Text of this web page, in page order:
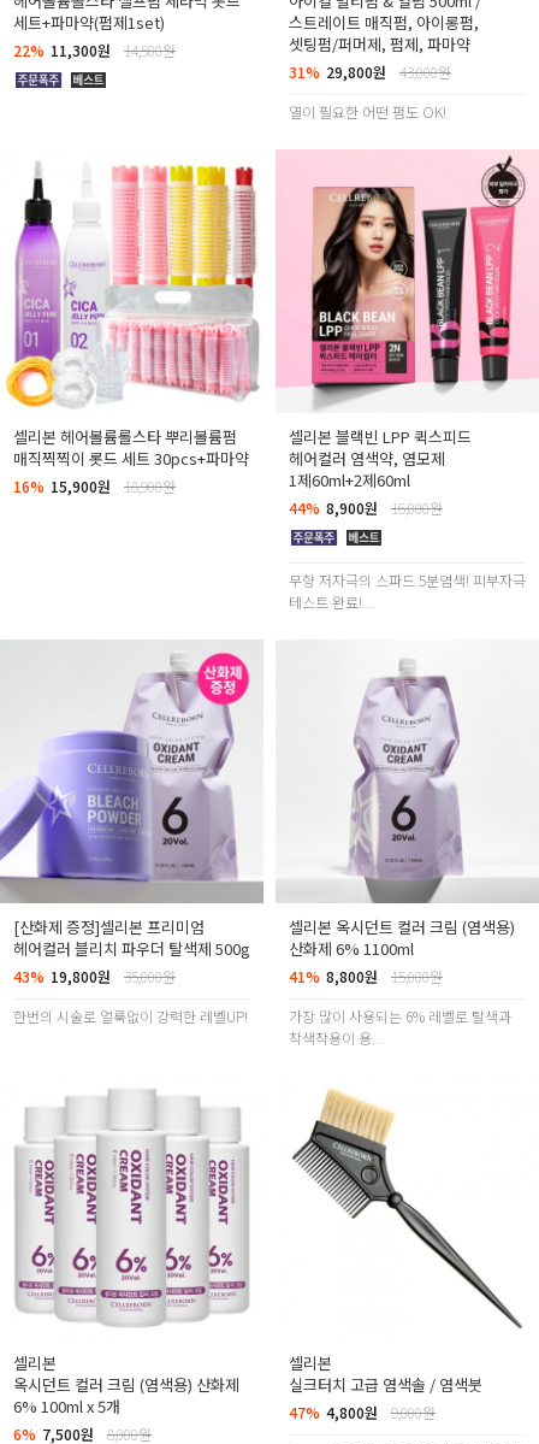
세트+파마약(펌제1set)
22% 11,300원 14,500원
스트레이트 매직펌, 아이롱펌,
셋팅펌/퍼머제, 펌제, 파마약
31% 29,800원
43,000원
열이 필요한 어떤 펌도 OK!
셀리본 헤어볼륨롤스타 뿌리볼륨펌
매직찍찍이 롯드 세트 30pcs+파마약
16% 15,900원 18,900원
셀리본 블랙빈 LPP 퀵스피드
헤어컬러 염색약, 염모제
1제60ml+2제60ml
44% 8,900원 16,000원
무향 저자극의 스파드 5분염색! 피부자극
테스트 완료!...
[산화제 증정]셀리본 프리미엄
헤어컬러 블리치 파우더 탈색제 500g
43% 19,800원
35,000원
한번의 시술로 얼룩없이 강력한 레벨UP!
셀리본 옥시던트 컬러 크림 (염색용)
산화제 6% 1100ml
41% 8,800원
15,000원
가장 많이 사용되는 6% 레벨로 탈색과
착색작용이 용...
셀리본
옥시던트 컬러 크림 (염색용) 산화제
6% 100ml x 5개
6% 7,500원 8,000원
셀리본
실크터치 고급 염색솔 / 염색붓
47% 4,800원
9,000원